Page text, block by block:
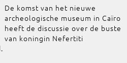
De komst van het nieuwe
archeologische museum in Caïro
heeft de discussie over de buste
van koningin Nefertiti